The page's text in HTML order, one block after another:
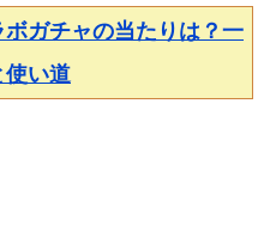
ボガチャの当たりは？一
使い道